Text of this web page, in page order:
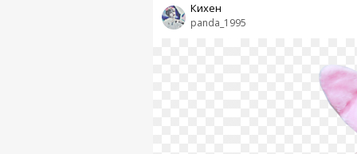
panda_1995
Кихен